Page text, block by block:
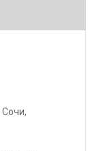
Сочи,